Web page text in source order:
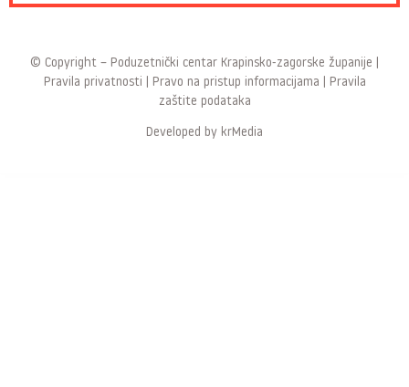
© Copyright – Poduzetnički centar Krapinsko-zagorske županije
Pravila privatnosti
Pravo na pristup informacijama
Pravila
zaštite podataka
Developed by krMedia